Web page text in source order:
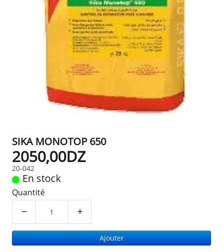
SIKA MONOTOP 650
2050,00DZ
20-042
En stock
Quantité
− +
Ajouter